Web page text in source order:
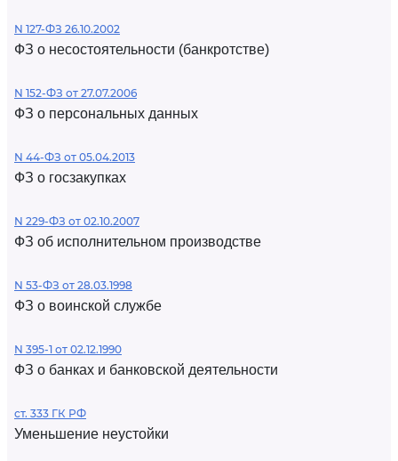
N 127-ФЗ 26.10.2002
ФЗ о несостоятельности (банкротстве)
N 152-ФЗ от 27.07.2006
ФЗ о персональных данных
N 44-ФЗ от 05.04.2013
ФЗ о госзакупках
N 229-ФЗ от 02.10.2007
ФЗ об исполнительном производстве
N 53-ФЗ от 28.03.1998
ФЗ о воинской службе
N 395-1 от 02.12.1990
ФЗ о банках и банковской деятельности
ст. 333 ГК РФ
Уменьшение неустойки